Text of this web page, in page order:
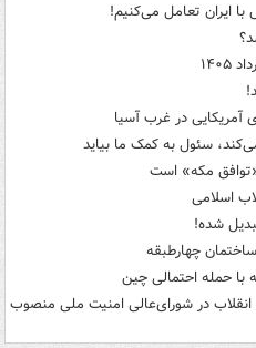
ایران تعامل می‌کنیم!
آمریکایی در غرب آسیا
سئول به کمک ما بیاید
مکه» است
اسلامی
شده!
چهارطبقه
با حمله احتمالی چین
در شورای‌عالی امنیت ملی منصوب